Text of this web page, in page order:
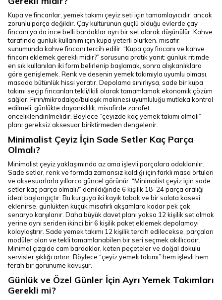
Kupa ve fincanlar, yemek takımı çeyiz seti için tamamlayıcıdır; ancak
zorunlu parça değildir. Çay kültürünün güçlü olduğu evlerde çay
fincanı ya da ince belli bardaklar ayrı bir set olarak düşünülür. Kahve
tarafında günlük kullanım için kupa yeterli olurken, misafir
sunumunda kahve fincanı tercih edilir. “Kupa çay fincanı ve kahve
fincanı eklemek gerekli midir?” sorusuna pratik yanıt: günlük ritimde
en sık kullanılan iki form belirlenip başlamak, sonra alışkanlıklara
göre genişlemek. Renk ve desenin yemek takımıyla uyumlu olması,
masada bütünlük hissi yaratır. Depolama sınırlıysa, sade bir kupa
takımı seçip fincanları tekli/ikili olarak tamamlamak ekonomik çözüm
sağlar. Fırın/mikrodalga/bulaşık makinesi uyumluluğu mutlaka kontrol
edilmeli; günlükte dayanıklılık, misafirde zarafet
önceliklendirilmelidir. Böylece “çeyizde kaç yemek takımı olmalı”
planı gereksiz aksesuar biriktirmeden dengelenir.
Minimalist Çeyiz İçin Sade Setler Kaç Parça
Olmalı?
Minimalist çeyiz yaklaşımında az ama işlevli parçalara odaklanılır.
Sade setler, renk ve formda zamansız kaldığı için farklı masa örtüleri
ve aksesuarlarla yıllarca güncel görünür. “Minimalist çeyiz için sade
setler kaç parça olmalı?” denildiğinde 6 kişilik 18–24 parça aralığı
ideal başlangıçtır. Bu kurguya iki kayık tabak ve bir salata kasesi
eklenirse, günlükten küçük misafirli akşamlara kadar pek çok
senaryo karşılanır. Daha büyük davet planı yoksa 12 kişilik set almak
yerine aynı seriden ikinci bir 6 kişilik paket eklemek depolamayı
kolaylaştırır. Sade yemek takımı 12 kişilik tercih edilecekse, parçaları
modüler olan ve tekli tamamlanabilen bir seri seçmek akıllıcadır.
Minimal çizgide cam bardaklar, keten peçeteler ve doğal dokulu
servisler şıklığı artırır. Böylece “çeyiz yemek takımı” hem işlevli hem
ferah bir görünüme kavuşur.
Günlük ve Özel Günler İçin Ayrı Yemek Takımları
Gerekli mi?